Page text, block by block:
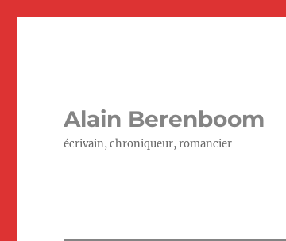
Alain Berenboom
écrivain, chroniqueur, romancier